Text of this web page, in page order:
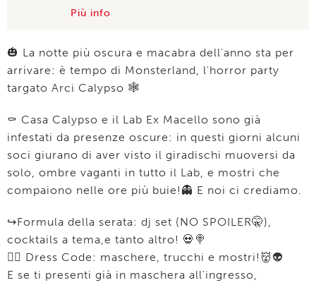
Più info
🎃 La notte più oscura e macabra dell'anno sta per
arrivare: è tempo di Monsterland, l'horror party
targato Arci Calypso 🕸
⚰ Casa Calypso e il Lab Ex Macello sono già
infestati da presenze oscure: in questi giorni alcuni
soci giurano di aver visto il giradischi muoversi da
solo, ombre vaganti in tutto il Lab, e mostri che
compaiono nelle ore più buie!👻 E noi ci crediamo.
↪Formula della serata: dj set (NO SPOILER🤫),
cocktails a tema,e tanto altro! 💀🍭
👉🏻 Dress Code: maschere, trucchi e mostri!👹👽
E se ti presenti già in maschera all'ingresso,